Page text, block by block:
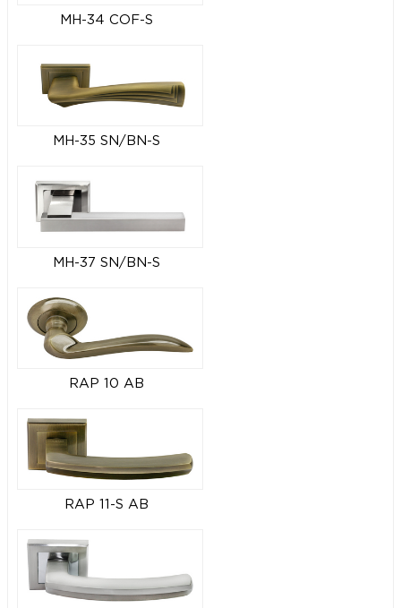
MH-34 COF-S
MH-35 SN/BN-S
MH-37 SN/BN-S
RAP 10 AB
RAP 11-S AB